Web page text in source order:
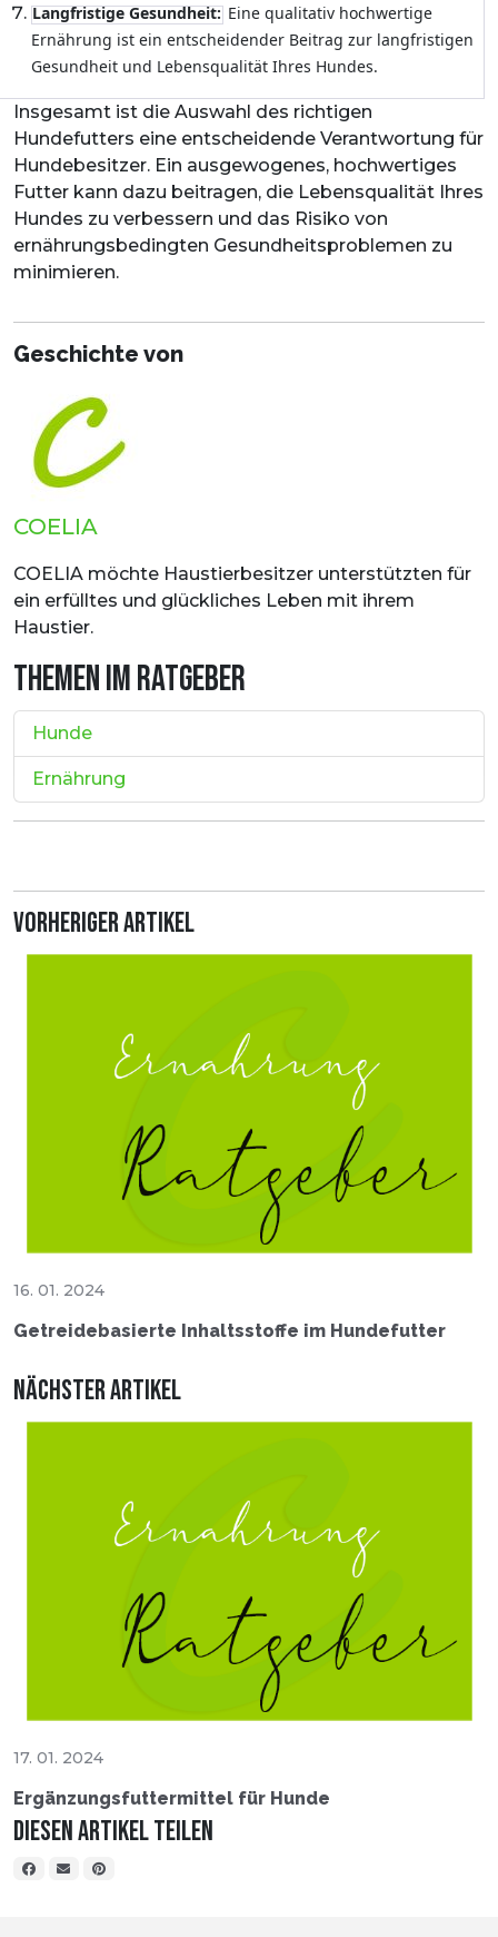
Langfristige Gesundheit:Eine qualitativ hochwertige
Ernährung ist ein entscheidender Beitrag zur langfristigen
Gesundheit und Lebensqualität Ihres Hundes.
Insgesamt ist die Auswahl des richtigen
Hundefutters eine entscheidende Verantwortung für
Hundebesitzer. Ein ausgewogenes, hochwertiges
Futter kann dazu beitragen, die Lebensqualität Ihres
Hundes zu verbessern und das Risiko von
ernährungsbedingten Gesundheitsproblemen zu
minimieren.
Geschichte von
COELIA
COELIA möchte Haustierbesitzer unterstützten für
ein erfülltes und glückliches Leben mit ihrem
Haustier.
THEMEN IM RATGEBER
Hunde
Ernährung
Vorheriger Artikel
16. 01. 2024
Getreidebasierte Inhaltsstoffe im Hundefutter
Nächster Artikel
17. 01. 2024
Ergänzungsfuttermittel für Hunde
Diesen Artikel teilen